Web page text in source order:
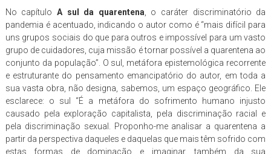
No capítuloA sul da quarentena , o caráter discriminatório da
pandemia é acentuado, indicando o autor como é “mais difícil para
uns grupos sociais do que para outros e impossível para um vasto
grupo de cuidadores, cuja missão é tornar possível a quarentena ao
conjunto da população”. O sul, metáfora epistemológica recorrente
e estruturante do pensamento emancipatório do autor, em toda a
sua vasta obra, não designa, sabemos, um espaço geográfico. Ele
esclarece: o sul “É a metáfora do sofrimento humano injusto
causado pela exploração capitalista, pela discriminação racial e
pela discriminação sexual. Proponho-me analisar a quarentena a
partir da perspectiva daqueles e daquelas que mais têm sofrido com
estas formas de dominação e imaginar, também da sua